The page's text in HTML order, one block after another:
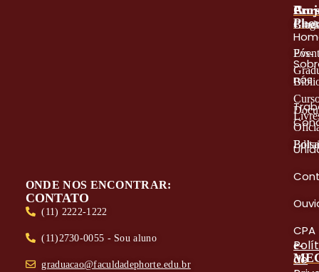
ONDE NOS ENCONTRAR:
CONTATO
(11) 2222-1222
(11)2730-0055 - Sou aluno
graduacao@faculdadephorte.edu.br
A
nós
CPA
Pós-
e-
de